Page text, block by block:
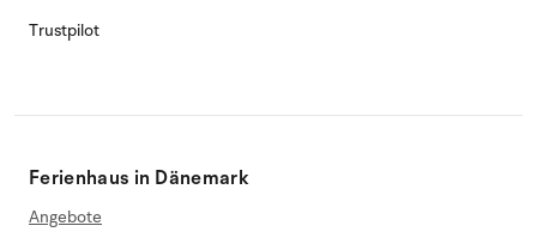
Trustpilot
Ferienhaus in Dänemark
Angebote